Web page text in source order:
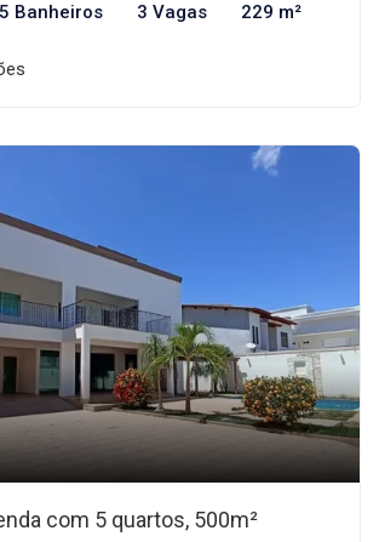
5 Banheiros 3 Vagas 229 m²
com 5 quartos, 500m²